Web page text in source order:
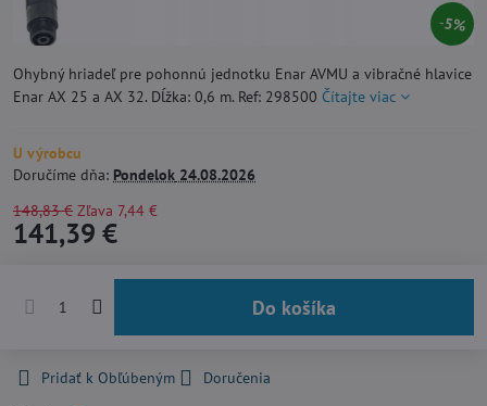
5%
Ohybný hriadeľ pre pohonnú jednotku Enar AVMU a vibračné hlavice
Enar AX 25 a AX 32. Dĺžka: 0,6 m. Ref: 298500 Čítajte viac
U výrobcu
Doručíme dňa: Pondelok 24.08.2026
148,83 € Zľava 7,44 €
141,39 €
Do košíka
Pridať k Obľúbeným
Doručenia